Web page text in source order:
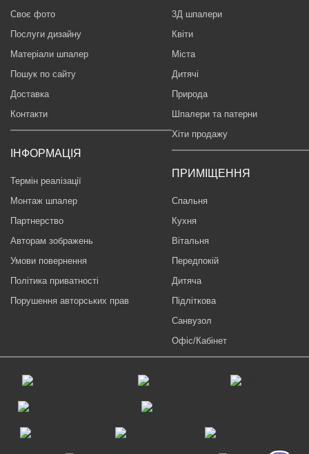
Своє фото
Послуги дизайну
Матеріали шпалер
Пошук по сайту
Доставка
Контакти
ІНФОРМАЦІЯ
Термін реалізації
Монтаж шпалер
Партнерство
Авторам зображень
Умови повернення
Політика приватності
Порушення авторських прав
3Д шпалери
Квіти
Міста
Дитячі
Природа
Шпалери та патерни
Хіти продажу
ПРИМІЩЕННЯ
Спальня
Кухня
Вітальня
Передпокій
Дитяча
Підліткова
Санвузол
Офіс/Кабінет